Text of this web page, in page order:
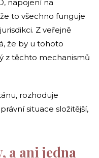
napojení na
to všechno funguje
Z veřejně
že by u tohoto
z těchto mechanismů
rozhoduje
situace složitější,
a ani jedna